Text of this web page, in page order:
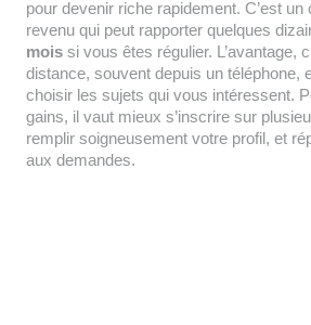
pour devenir riche rapidement. C’est
revenu qui peut rapporter quelques
mois si vous êtes régulier. L’avantage,
distance, souvent depuis un téléphone,
choisir les sujets qui vous intéressent.
gains, il vaut mieux s’inscrire sur
remplir soigneusement votre profil, et
aux demandes.